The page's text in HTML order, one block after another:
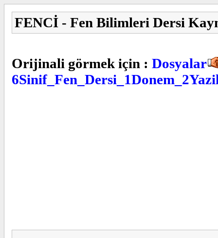
FENCİ - Fen Bilimleri Dersi
Orijinali görmek için : Dosyalar